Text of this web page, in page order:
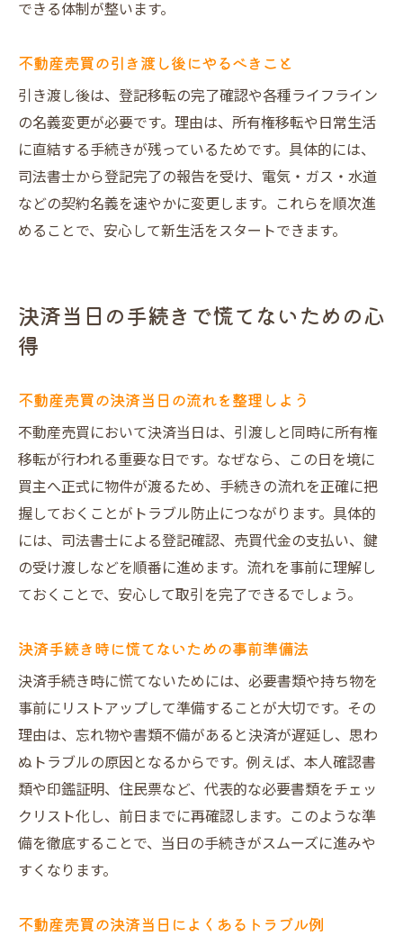
できる体制が整います。
不動産売買の引き渡し後にやるべきこと
引き渡し後は、登記移転の完了確認や各種ライフライン
の名義変更が必要です。理由は、所有権移転や日常生活
に直結する手続きが残っているためです。具体的には、
司法書士から登記完了の報告を受け、電気・ガス・水道
などの契約名義を速やかに変更します。これらを順次進
めることで、安心して新生活をスタートできます。
決済当日の手続きで慌てないための心
得
不動産売買の決済当日の流れを整理しよう
不動産売買において決済当日は、引渡しと同時に所有権
移転が行われる重要な日です。なぜなら、この日を境に
買主へ正式に物件が渡るため、手続きの流れを正確に把
握しておくことがトラブル防止につながります。具体的
には、司法書士による登記確認、売買代金の支払い、鍵
の受け渡しなどを順番に進めます。流れを事前に理解し
ておくことで、安心して取引を完了できるでしょう。
決済手続き時に慌てないための事前準備法
決済手続き時に慌てないためには、必要書類や持ち物を
事前にリストアップして準備することが大切です。その
理由は、忘れ物や書類不備があると決済が遅延し、思わ
ぬトラブルの原因となるからです。例えば、本人確認書
類や印鑑証明、住民票など、代表的な必要書類をチェッ
クリスト化し、前日までに再確認します。このような準
備を徹底することで、当日の手続きがスムーズに進みや
すくなります。
不動産売買の決済当日によくあるトラブル例